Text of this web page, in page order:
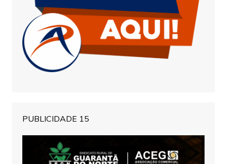
PUBLICIDADE 15